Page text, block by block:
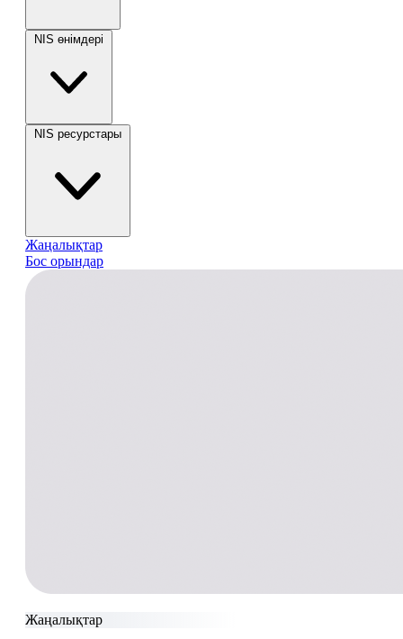
NIS өнімдері
NIS ресурстары
Жаңалықтар
Бос орындар
Жаңалықтар